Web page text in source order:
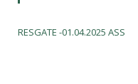
RESGATE -01.04.2025 ASS